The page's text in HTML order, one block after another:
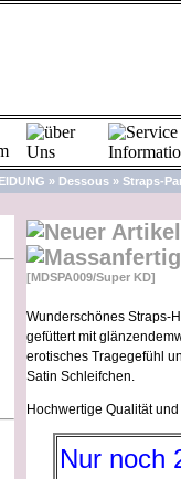
» Dessous » Straps-
[MDSPA009/Super KD]
Wunderschönes Straps-
gefüttert mit
erotisches Tragegefühl
Satin Schleifchen.
Hochwertige Qualität
Nur noch